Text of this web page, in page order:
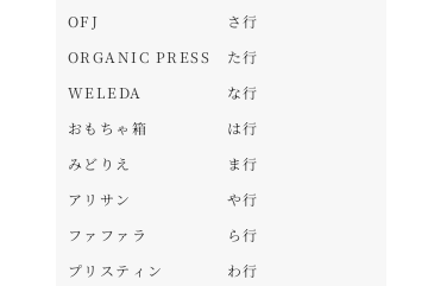
OFJ
ORGANIC PRESS
WELEDA
おもちゃ箱
みどりえ
アリサン
ファファラ
プリスティン
さ行
た行
な行
は行
ま行
や行
ら行
わ行